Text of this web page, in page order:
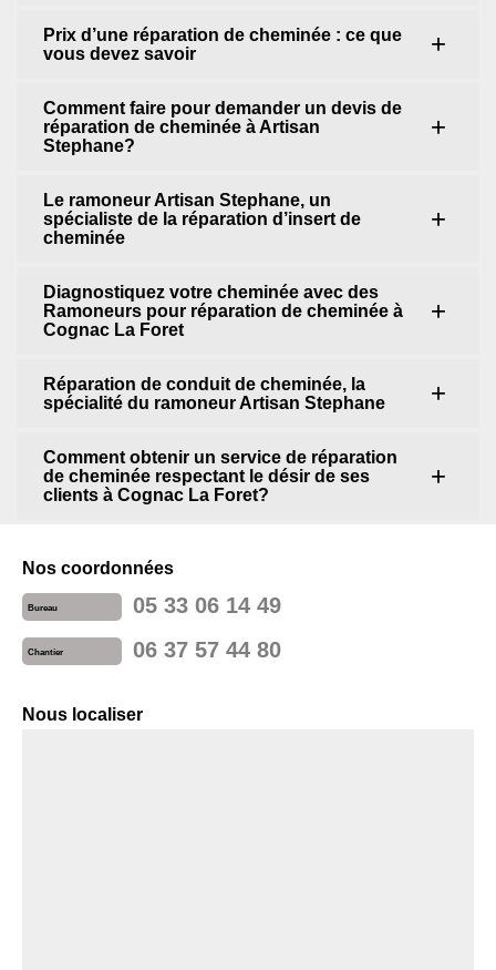
Prix d’une réparation de cheminée : ce que
vous devez savoir
Comment faire pour demander un devis de
réparation de cheminée à Artisan
Stephane?
Le ramoneur Artisan Stephane, un
spécialiste de la réparation d’insert de
cheminée
Diagnostiquez votre cheminée avec des
Ramoneurs pour réparation de cheminée à
Cognac La Foret
Réparation de conduit de cheminée, la
spécialité du ramoneur Artisan Stephane
Comment obtenir un service de réparation
de cheminée respectant le désir de ses
clients à Cognac La Foret?
Nos coordonnées
Bureau 05 33 06 14 49
Chantier 06 37 57 44 80
Nous localiser